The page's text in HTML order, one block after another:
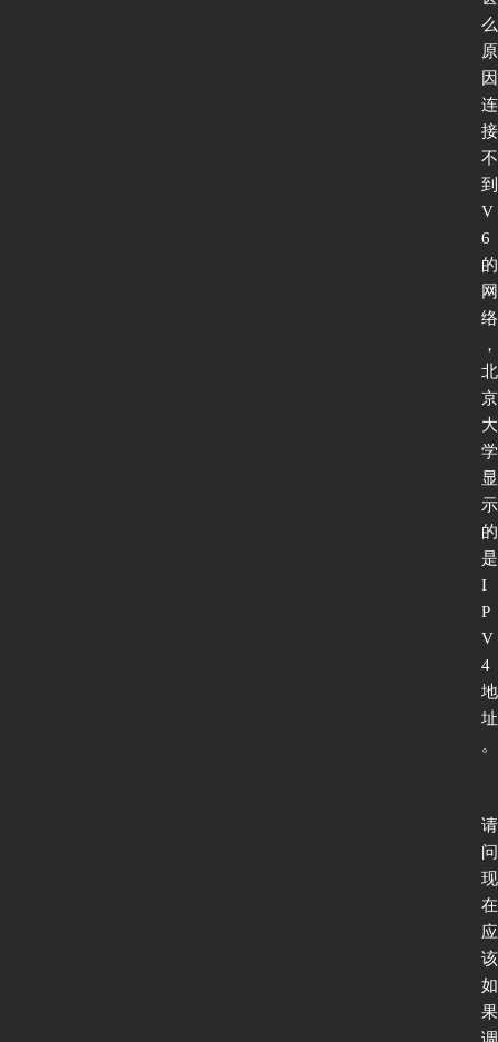
么
原
因
连
接
不
到
V
6
的
网
络
，
北
京
大
学
显
示
的
是
I
P
V
4
地
址
。
请
问
现
在
应
该
如
果